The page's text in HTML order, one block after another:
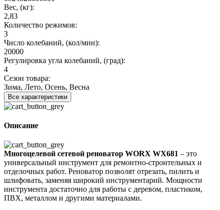
Вес, (кг):
2,83
Количество режимов:
3
Число колебаний, (кол/мин):
20000
Регулировка угла колебаний, (град):
4
Сезон товара:
Зима, Лето, Осень, Весна
Все характеристики
Описание
Многоцелевой сетевой реноватор WORX WX681 – это
универсальный инструмент для ремонтно-строительных и
отделочных работ. Реноватор позволят отрезать, пилить и
шлифовать, заменяя широкий инструментарий. Мощности
инструмента достаточно для работы с деревом, пластиком,
ПВХ, металлом и другими материалами.